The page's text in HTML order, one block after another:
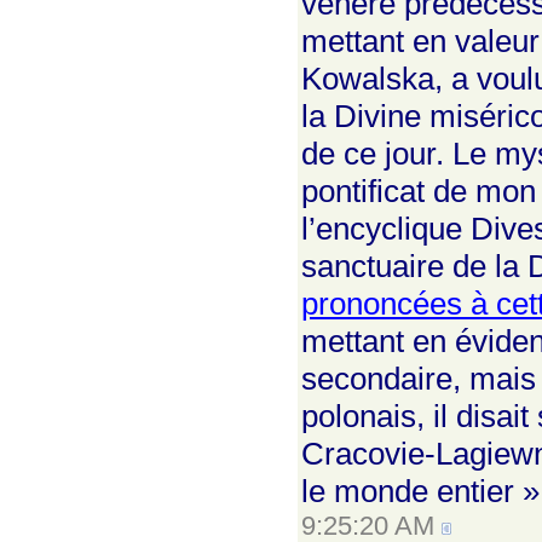
mettant en
Kowalska, a
la Divine
de ce jour. Le
pontificat de
l’encyclique
sanctuaire de la
prononcées à
mettant en
secondaire,
polonais, il disait
Cracovie-
le monde entier
9:25:20 AM